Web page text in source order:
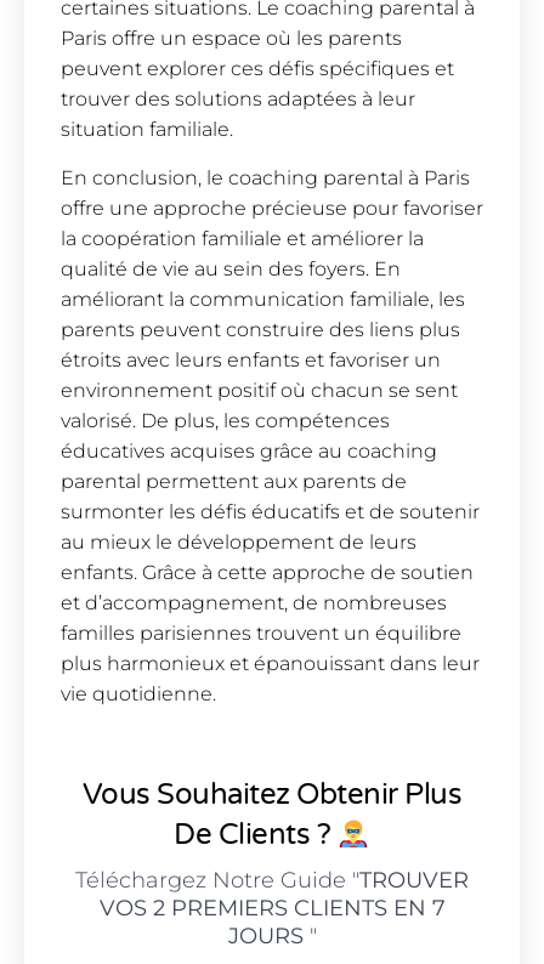
certaines situations. Le coaching parental à
Paris offre un espace où les parents
peuvent explorer ces défis spécifiques et
trouver des solutions adaptées à leur
situation familiale.
En conclusion, le coaching parental à Paris
offre une approche précieuse pour favoriser
la coopération familiale et améliorer la
qualité de vie au sein des foyers. En
améliorant la communication familiale, les
parents peuvent construire des liens plus
étroits avec leurs enfants et favoriser un
environnement positif où chacun se sent
valorisé. De plus, les compétences
éducatives acquises grâce au coaching
parental permettent aux parents de
surmonter les défis éducatifs et de soutenir
au mieux le développement de leurs
enfants. Grâce à cette approche de soutien
et d’accompagnement, de nombreuses
familles parisiennes trouvent un équilibre
plus harmonieux et épanouissant dans leur
vie quotidienne.
Vous Souhaitez Obtenir Plus
De Clients ?
Téléchargez Notre Guide "TROUVER
VOS 2 PREMIERS CLIENTS EN 7
JOURS"